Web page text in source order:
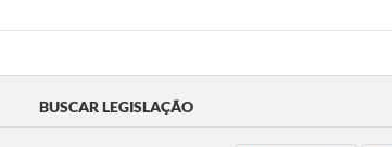
BUSCAR LEGISLAÇÃO